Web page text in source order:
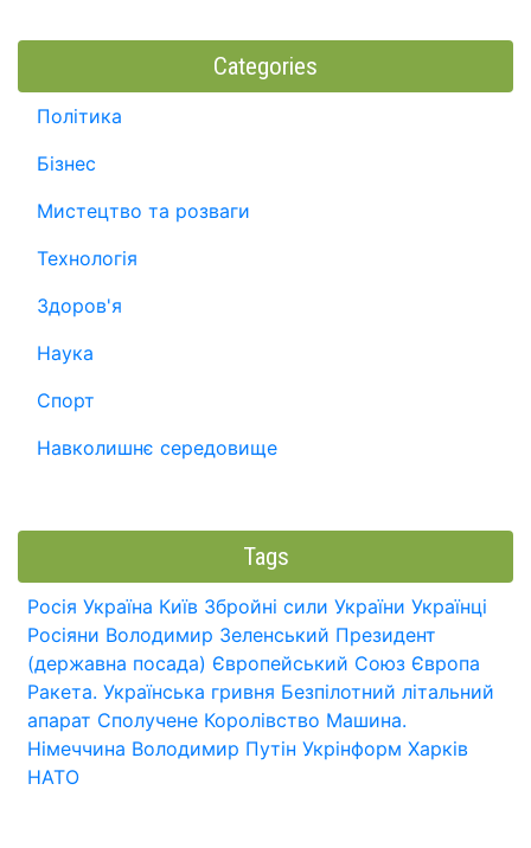
Categories
Політика
Бізнес
Мистецтво та розваги
Технологія
Здоров'я
Наука
Спорт
Навколишнє середовище
Tags
Росія Україна Київ Збройні сили України Українці
Росіяни Володимир Зеленський Президент
(державна посада) Європейський Союз Європа
Ракета. Українська гривня Безпілотний літальний
апарат Сполучене Королівство Машина.
Німеччина Володимир Путін Укрінформ Харків
НАТО